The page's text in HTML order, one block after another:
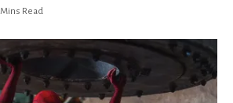
Mins Read